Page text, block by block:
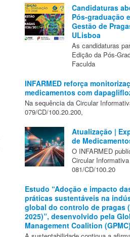
Candidaturas
Pós-graduação
Gestão de
ULisboa
As candidaturas
Edição da Pós-
Faculda
INFARMED reforça
medicamentos com
Na sequência da Circular
079/CD/100.20.200,
Atualização |
de
O INFARMED
Circular Informativa
081/CD/100.20
Estudo “Adoção e impacto
práticas sustentáveis na
global do controlo de pragas
2025)”, desenvolvido pela
Management Coalition (GPMC)